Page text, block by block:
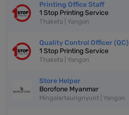
Printing Office Staff
1 Stop Printing Service
Thaketa | Yangon
Quality Control Officer (QC)
1 Stop Printing Service
Thaketa | Yangon
Store Helper
Borofone Myanmar
Mingalartaungnyunt | Yangon